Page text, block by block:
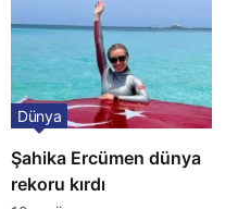
Şahika Ercümen dünya
rekoru kırdı
Dünya